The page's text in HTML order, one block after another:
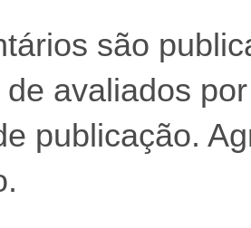
são
avaliados
publicação.